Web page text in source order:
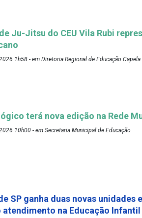
Ju-Jitsu do CEU Vila Rubi
1h58 - em Diretoria Regional de Educação
terá nova edição na Rede
10h00 - em Secretaria Municipal de Educação
SP ganha duas novas unidades
atendimento na Educação Infantil